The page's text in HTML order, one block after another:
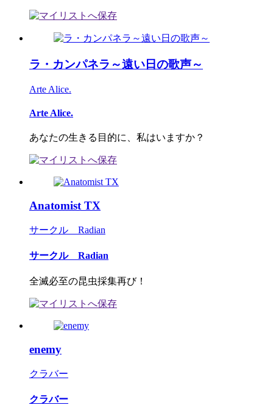
ラ・カンパネラ～遠い日の歌声～
Arte Alice.
Arte Alice.
あなたの生きる目的に、私はいますか？
Anatomist TX
サークル Radian
サークル Radian
全滅必至の昆虫採集再び！
enemy
クラバー
クラバー